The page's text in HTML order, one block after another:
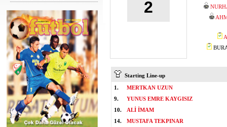
2
Starting Line-up
1.
MERTKAN UZUN
9.
YUNUS EMRE KAYGISIZ
10.
ALİ İMAM
14.
MUSTAFA TEKPINAR